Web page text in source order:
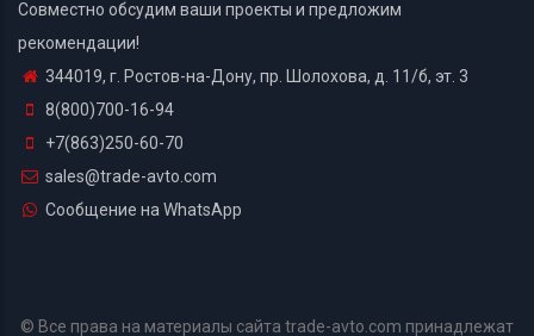
Совместно обсудим ваши проекты и предложим
рекомендации!
344019, г. Ростов-на-Дону, пр. Шолохова, д. 11/б, эт. 3
8(800)700-16-94
+7(863)250-60-70
sales@trade-avto.com
Сообщение на WhatsApp
© Все права на материалы сайта trade-avto.com принадлежат